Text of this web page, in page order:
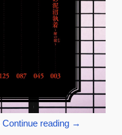
Continue reading →